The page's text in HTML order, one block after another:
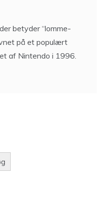
betyder “lomme-
på et populært
af Nintendo i 1996.